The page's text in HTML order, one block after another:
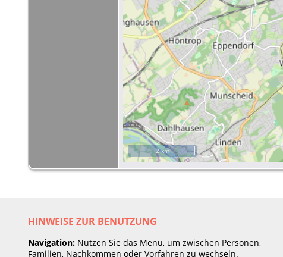
2 km
HINWEISE ZUR BENUTZUNG
Navigation: Nutzen Sie das Menü, um zwischen Personen,
Familien, Nachkommen oder Vorfahren zu wechseln.